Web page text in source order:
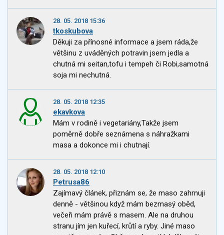
28. 05. 2018 15:36
tkoskubova
Děkuji za přínosné informace a jsem ráda,že
většinu z uváděných potravin jsem jedla a
chutná mi seitan,tofu i tempeh či Robi,samotná
soja mi nechutná.
28. 05. 2018 12:35
ekavkova
Mám v rodině i vegetariány,Takže jsem
poměrně dobře seznámena s náhražkami
masa a dokonce mi i chutnají.
28. 05. 2018 12:10
Petrusa86
Zajímavý článek, přiznám se, že maso zahrnuji
denně - většinou když mám bezmasý oběd,
večeři mám právě s masem. Ale na druhou
stranu jím jen kuřecí, krůtí a ryby. Jiné maso